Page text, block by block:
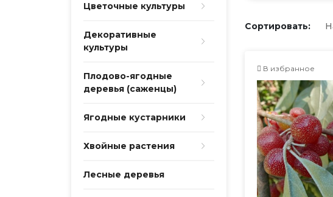
Цветочные культуры
Декоративные
культуры
Плодово-ягодные
деревья (саженцы)
Ягодные кустарники
Хвойные растения
Лесные деревья
Сортировать:
В избранное